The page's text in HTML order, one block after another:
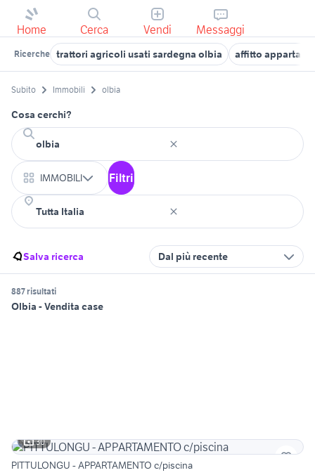
Home Cerca Vendi Messaggi
Ricerche trattori agricoli usati sardegna olbia affitto
Subito Immobili olbia
Cosa cerchi?
IMMOBILI Filtri
Salva ricerca Dal più recente
887 risultati
Olbia - Vendita case
30
PITTULONGU - APPARTAMENTO c/piscina